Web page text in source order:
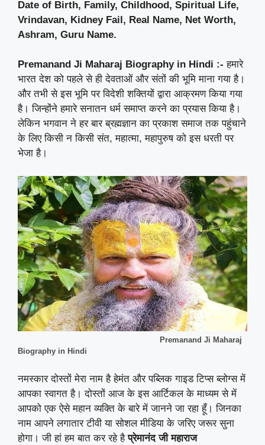
Date of Birth, Family, Childhood, Spiritual Life,
Vrindavan, Kidney Fail, Real Name, Net Worth,
Ashram, Guru Name.
Premanand Ji Maharaj Biography in Hindi :- हमारे
भारत देश को पहले से ही देवताओं और संतों की भूमि माना गया है।
और तभी से इस भूमि पर विदेशी शक्तियों द्वारा आक्रमण किया गया
है। जिन्होंने हमारे सनातन धर्म समाप्त करने का प्रयास किया है।
लेकिन भगवान ने हर बार ब्रह्मज्ञान का प्रकाश समाज तक पहुंचाने
के लिए किसी न किसी संत, महात्मा, महापुरुष को इस धरती पर
भेजा है।
Premanand Ji Maharaj
Biography in Hindi
नमस्कार दोस्तों मेरा नाम है हेमंत और पब्लिक गाइड टिप्स ब्लोग्स में
आपका स्वागत है। दोस्तों आज के इस आर्टिकल के माध्यम से में
आपको एक ऐसे महान व्यक्ति के बारे में जानने जा रहा हूँ। जिनका
नाम आपने लगातार टीवी या सोशल मीडिया के जरिए जरूर सुना
होगा। जी हां हम बात कर रहे हैप्रेमानंद जी महाराज